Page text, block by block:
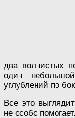
два волнистых
один
углублений по
Все это
не особо помогает.